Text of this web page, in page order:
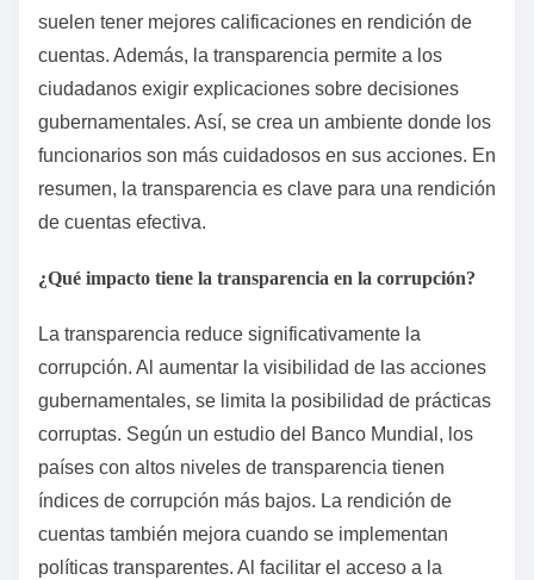
suelen tener mejores calificaciones en rendición de
cuentas. Además, la transparencia permite a los
ciudadanos exigir explicaciones sobre decisiones
gubernamentales. Así, se crea un ambiente donde los
funcionarios son más cuidadosos en sus acciones. En
resumen, la transparencia es clave para una rendición
de cuentas efectiva.
¿Qué impacto tiene la transparencia en la corrupción?
La transparencia reduce significativamente la
corrupción. Al aumentar la visibilidad de las acciones
gubernamentales, se limita la posibilidad de prácticas
corruptas. Según un estudio del Banco Mundial, los
países con altos niveles de transparencia tienen
índices de corrupción más bajos. La rendición de
cuentas también mejora cuando se implementan
políticas transparentes. Al facilitar el acceso a la